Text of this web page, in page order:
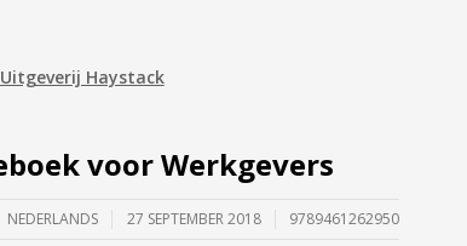
Uitgeverij Haystack
voor Werkgevers
NEDERLANDS 27 SEPTEMBER 2018 9789461262950